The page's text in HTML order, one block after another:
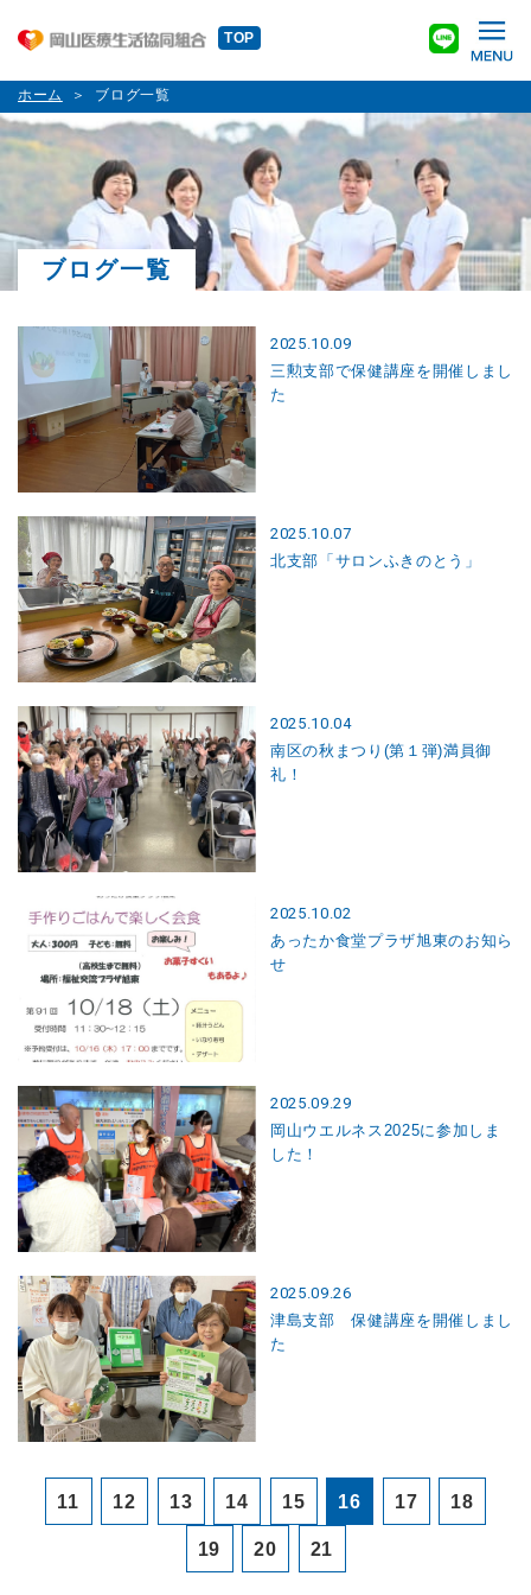
TOP
ホーム ブログ一覧
ブログ一覧
2025.10.09
三勲支部で保健講座を開催しまし
た
2025.10.07
北支部「サロンふきのとう」
2025.10.04
南区の秋まつり(第１弾)満員御
礼！
2025.10.02
あったか食堂プラザ旭東のお知ら
せ
2025.09.29
岡山ウエルネス2025に参加しま
した！
2025.09.26
津島支部 保健講座を開催しまし
た
11 12 13 14 15 16 17 18
19 20 21